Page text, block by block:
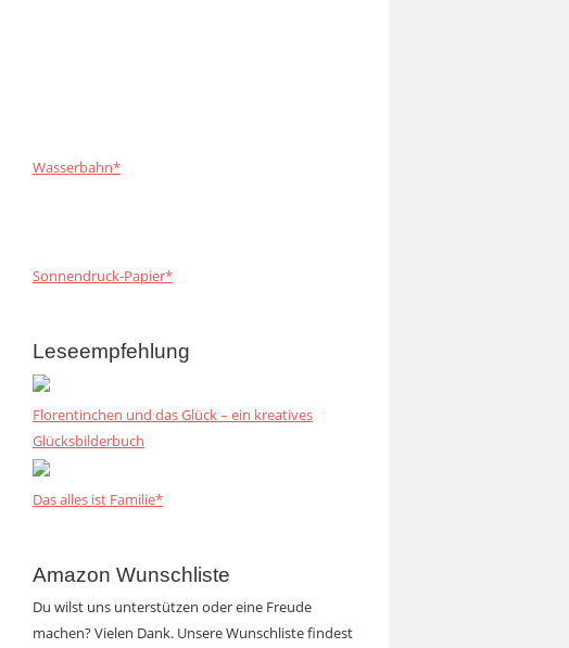
Wasserbahn*
Sonnendruck-Papier*
Leseempfehlung
Florentinchen und das Glück – ein kreatives
Glücksbilderbuch
Das alles ist Familie*
Amazon Wunschliste
Du wilst uns unterstützen oder eine Freude
machen? Vielen Dank. Unsere Wunschliste findest